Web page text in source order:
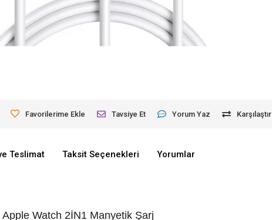
Favorilerime Ekle Tavsiye Et Yorum Yaz Karşılaştır
Teslimat Taksit Seçenekleri Yorumlar
Watch 2İN1 Manyetik Şarj